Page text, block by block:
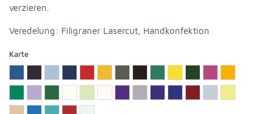
verzieren.
Veredelung: Filigraner Lasercut, Handkonfektion
Karte